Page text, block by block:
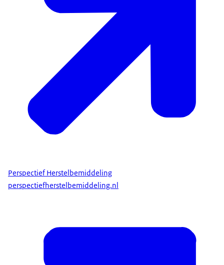
www.vooreenveiligthuis.nl
Perspectief Herstelbemiddeling
perspectiefherstelbemiddeling.nl